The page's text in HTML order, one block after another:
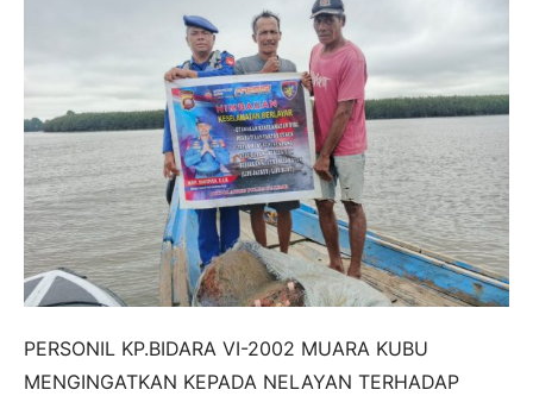
PERSONIL KP.BIDARA VI-2002 MUARA KUBU
MENGINGATKAN KEPADA NELAYAN TERHADAP